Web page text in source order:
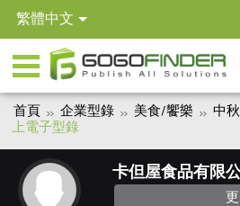
繁體中文
首頁 企業型錄 美食/饗樂 中
上電子型錄
卡但屋食品有限